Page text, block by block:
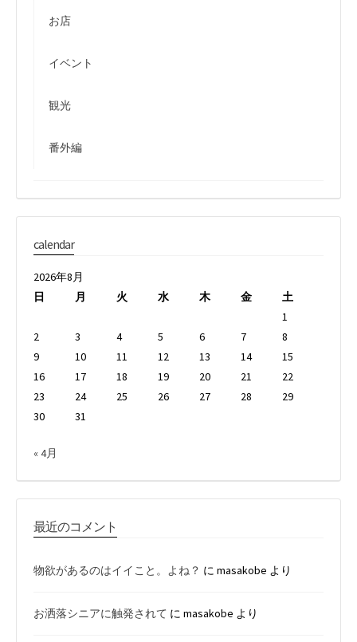
お店
イベント
観光
番外編
calendar
2026年8月
日
月 火 水 木 金
土
1
2
3 4 5 6 7
8
9
10 11 12 13 14
15
16
17 18 19 20 21
22
23
24 25 26 27 28
29
30
31
« 4月
最近のコメント
物欲があるのはイイこと。よね？ に masakobe より
お洒落シニアに触発されて に masakobe より